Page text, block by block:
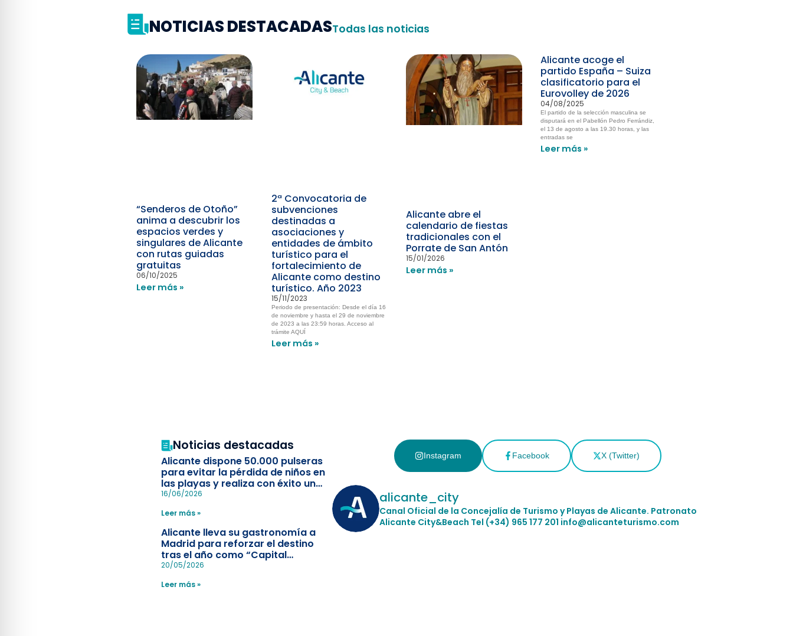
NOTICIAS DESTACADASTodas las noticias
“Senderos de Otoño”
anima a descubrir los
espacios verdes y
singulares de Alicante
con rutas guiadas
gratuitas
06/10/2025
Leer más »
2ª Convocatoria de
subvenciones
destinadas a
asociaciones y
entidades de ámbito
turístico para el
fortalecimiento de
Alicante como destino
turístico. Año 2023
15/11/2023
Periodo de presentación: Desde el día 16
de noviembre y hasta el 29 de noviembre
de 2023 a las 23:59 horas. Acceso al
trámite AQUÍ
Leer más »
Alicante abre el
calendario de fiestas
tradicionales con el
Porrate de San Antón
15/01/2026
Leer más »
Alicante acoge el
partido España – Suiza
clasificatorio para el
Eurovolley de 2026
04/08/2025
El partido de la selección masculina se
disputará en el Pabellón Pedro Ferrándiz,
el 13 de agosto a las 19.30 horas, y las
entradas se
Leer más »
Noticias destacadas
Alicante dispone 50.000 pulseras
para evitar la pérdida de niños en
las playas y realiza con éxito un
simulacro de socorrismo
16/06/2026
Leer más »
Alicante lleva su gastronomía a
Madrid para reforzar el destino
tras el año como “Capital
Española”
20/05/2026
Leer más »
Instagram Facebook X (Twitter)
alicante_city
Canal Oficial de la Concejalía de Turismo y Playas de Alicante. Patronato
Alicante City&Beach Tel (+34) 965 177 201 info@alicanteturismo.com